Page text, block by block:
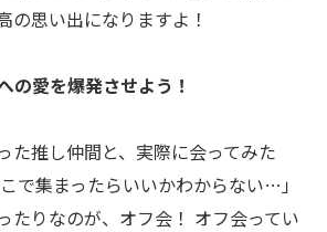
の思い出になりますよ！
の愛を爆発させよう！
た推し仲間と、実際に会ってみた
で集まったらいいかわからない…」
たりなのが、オフ会！ オフ会ってい